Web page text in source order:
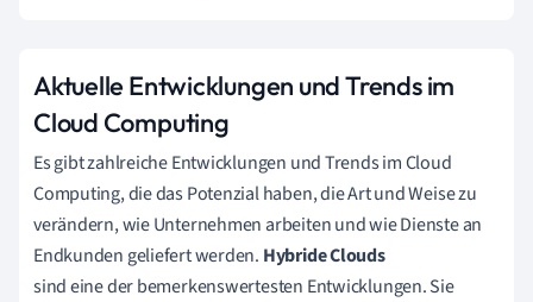
Aktuelle Entwicklungen und Trends im
Cloud Computing
Es gibt zahlreiche Entwicklungen und Trends im Cloud
Computing, die das Potenzial haben, die Art und Weise zu
verändern, wie Unternehmen arbeiten und wie Dienste an
Endkunden geliefert werden. Hybride Clouds
sind eine der bemerkenswertesten Entwicklungen. Sie